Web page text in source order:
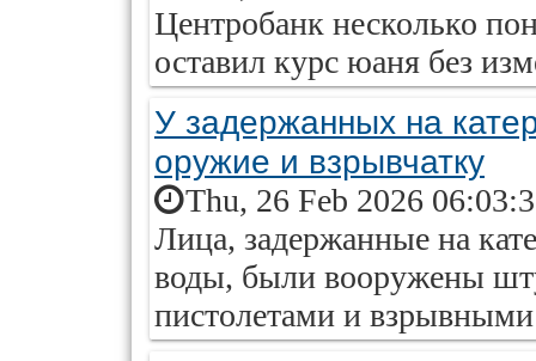
Центробанк несколько
оставил курс юаня без
У задержанных на
оружие и взрывчатку
Thu, 26 Feb 2026
Лица, задержанные на
воды, были вооружены
пистолетами и